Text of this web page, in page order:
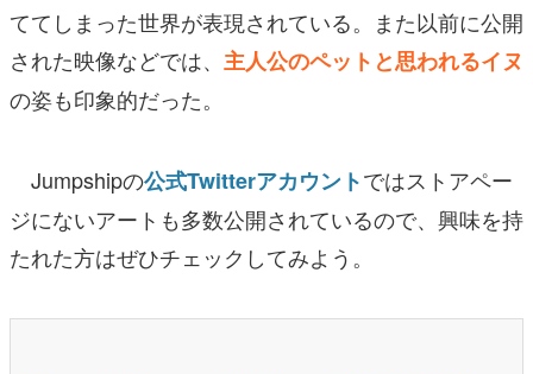
ててしまった世界が表現されている。また以前に公開
された映像などでは、 主人公のペットと思われるイヌ
の姿も印象的だった。
Jumpshipの公式Twitterアカウントではストアペー
ジにないアートも多数公開されているので、興味を持
たれた方はぜひチェックしてみよう。